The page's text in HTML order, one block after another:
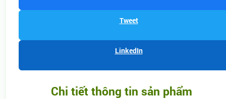
Tweet
LinkedIn
Chi tiết thông tin sản phẩm